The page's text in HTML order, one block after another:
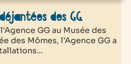
des GG.
GG au Musée des
des Mômes, l’Agence GG a